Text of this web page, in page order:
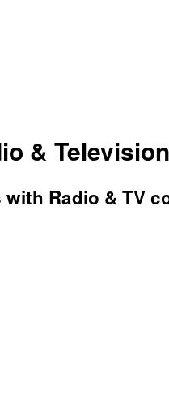
&
Radio & TV